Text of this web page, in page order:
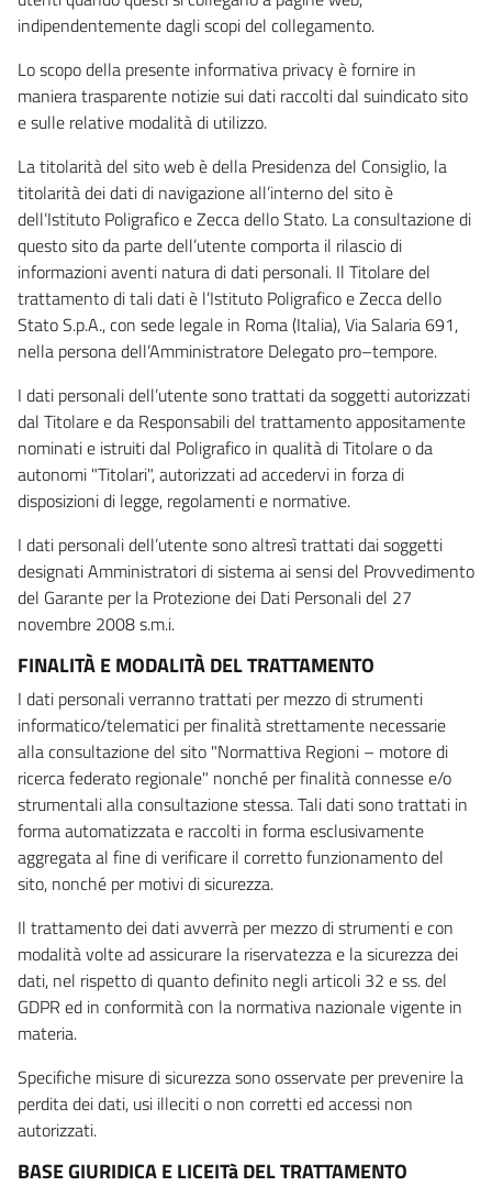
indipendentemente dagli scopi del collegamento.
Lo scopo della presente informativa privacy è fornire in
maniera trasparente notizie sui dati raccolti dal suindicato sito
e sulle relative modalità di utilizzo.
La titolarità del sito web è della Presidenza del Consiglio, la
titolarità dei dati di navigazione all’interno del sito è
dell’Istituto Poligrafico e Zecca dello Stato. La consultazione di
questo sito da parte dell’utente comporta il rilascio di
informazioni aventi natura di dati personali. Il Titolare del
trattamento di tali dati è l’Istituto Poligrafico e Zecca dello
Stato S.p.A., con sede legale in Roma (Italia), Via Salaria 691,
nella persona dell’Amministratore Delegato pro–tempore.
I dati personali dell’utente sono trattati da soggetti autorizzati
dal Titolare e da Responsabili del trattamento appositamente
nominati e istruiti dal Poligrafico in qualità di Titolare o da
autonomi "Titolari", autorizzati ad accedervi in forza di
disposizioni di legge, regolamenti e normative.
I dati personali dell’utente sono altresì trattati dai soggetti
designati Amministratori di sistema ai sensi del Provvedimento
del Garante per la Protezione dei Dati Personali del 27
novembre 2008 s.m.i.
FINALITÀ E MODALITÀ DEL TRATTAMENTO
I dati personali verranno trattati per mezzo di strumenti
informatico/telematici per finalità strettamente necessarie
alla consultazione del sito "Normattiva Regioni – motore di
ricerca federato regionale" nonché per finalità connesse e/o
strumentali alla consultazione stessa. Tali dati sono trattati in
forma automatizzata e raccolti in forma esclusivamente
aggregata al fine di verificare il corretto funzionamento del
sito, nonché per motivi di sicurezza.
Il trattamento dei dati avverrà per mezzo di strumenti e con
modalità volte ad assicurare la riservatezza e la sicurezza dei
dati, nel rispetto di quanto definito negli articoli 32 e ss. del
GDPR ed in conformità con la normativa nazionale vigente in
materia.
Specifiche misure di sicurezza sono osservate per prevenire la
perdita dei dati, usi illeciti o non corretti ed accessi non
autorizzati.
BASE GIURIDICA E LICEITà DEL TRATTAMENTO